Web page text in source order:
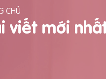
CHỦ
viết mới